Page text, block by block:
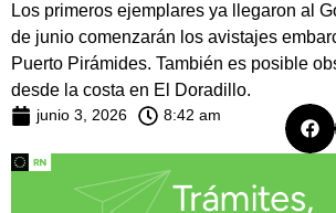
Los primeros ejemplares ya llegaron al
de junio comenzarán los avistajes
Puerto Pirámides. También es posible
desde la costa en El Doradillo.
junio 3, 2026 8:42 am